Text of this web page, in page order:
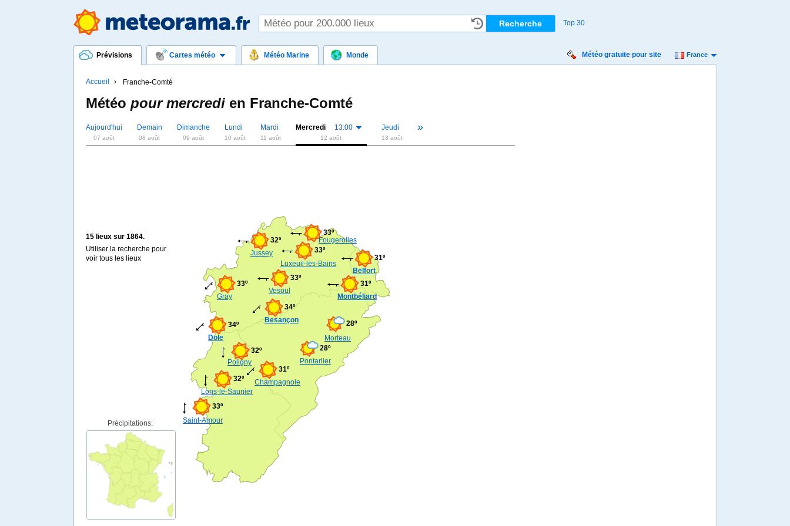
Top 30
Prévisions Cartes météo Météo Marine Monde Météo gratuite pour site France
Accueil Franche-Comté
Météo pour mercredien Franche-Comté
Aujourd'hui
07 août
Demain
08 août
Dimanche
09 août
Lundi
10 août
Mardi
11 août
Mercredi 13:00
12 août
Jeudi
13 août
»
15 lieux sur 1864.
Utiliser la recherche pour
voir tous les lieux
Besançon
34º
Belfort
31º
Montbéliard
31º
Dole
34º
Lons-le-Saunier
32º
Pontarlier
28º
Vesoul
33º
Champagnole
31º
Luxeuil-les-Bains
33º
Gray
33º
Morteau
28º
Poligny
32º
Fougerolles
33º
Saint-Amour
33º
Jussey
32º
Précipitations: